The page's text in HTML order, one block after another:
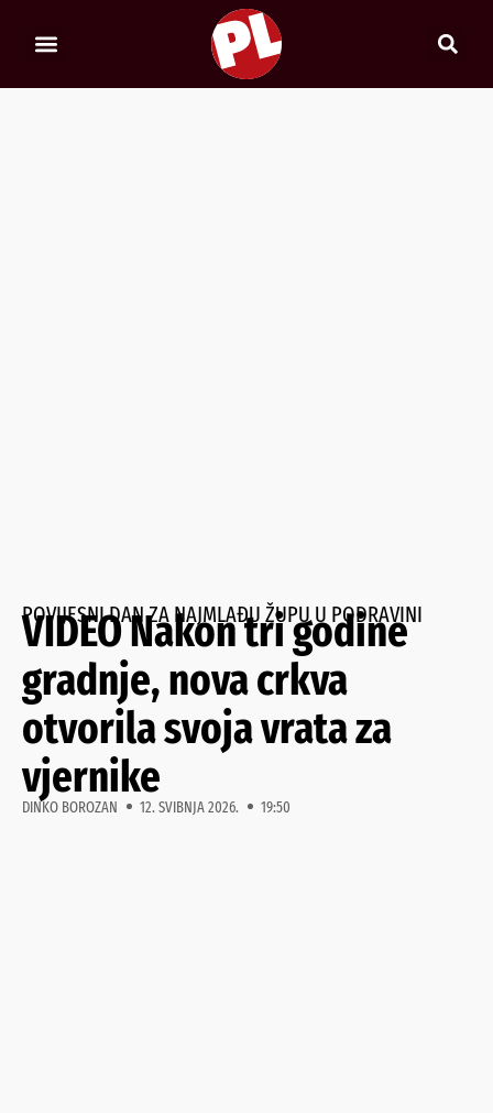
POVIJESNI DAN ZA NAJMLAĐU ŽUPU U PODRAVINI
VIDEO Nakon tri godine
gradnje, nova crkva
otvorila svoja vrata za
vjernike
DINKO BOROZAN 12. SVIBNJA 2026. 19:50